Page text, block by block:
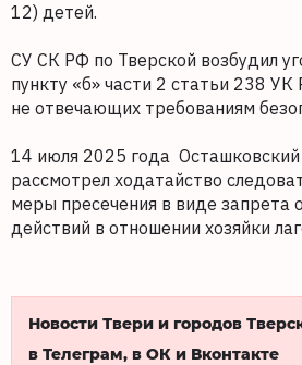
12) детей.
СУ СК РФ по Тверской возбудил
пункту «б» части 2 статьи 238 УК
не отвечающих требованиям
14 июля 2025 года
рассмотрел ходатайство
меры пресечения в виде запрета
действий в отношении хозяйки
Новости Твери и городов
в Телеграм, в ОК и Вконтакте